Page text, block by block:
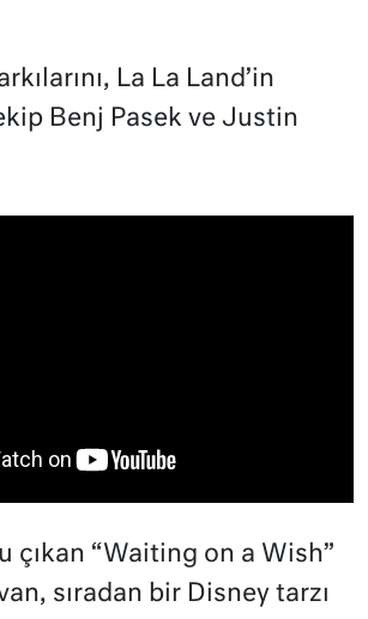
La La Land’in
Benj Pasek ve Justin
çıkan “Waiting on a Wish”
sıradan bir Disney tarzı